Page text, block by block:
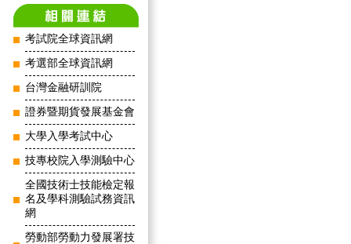
考試院全球資訊網
考選部全球資訊網
台灣金融研訓院
證券暨期貨發展基金會
大學入學考試中心
技專校院入學測驗中心
全國技術士技能檢定報
名及學科測驗試務資訊
網
勞動部勞動力發展署技